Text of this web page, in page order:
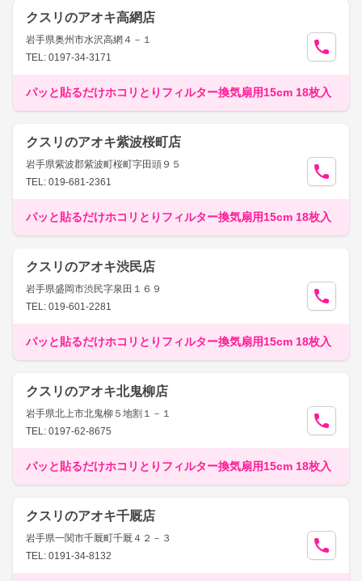
クスリのアオキ高網店
岩手県奥州市水沢高網４－１
TEL: 0197-34-3171
パッと貼るだけホコリとりフィルター換気扇用15cm 18枚入
クスリのアオキ紫波桜町店
岩手県紫波郡紫波町桜町字田頭９５
TEL: 019-681-2361
パッと貼るだけホコリとりフィルター換気扇用15cm 18枚入
クスリのアオキ渋民店
岩手県盛岡市渋民字泉田１６９
TEL: 019-601-2281
パッと貼るだけホコリとりフィルター換気扇用15cm 18枚入
クスリのアオキ北鬼柳店
岩手県北上市北鬼柳５地割１－１
TEL: 0197-62-8675
パッと貼るだけホコリとりフィルター換気扇用15cm 18枚入
クスリのアオキ千厩店
岩手県一関市千厩町千厩４２－３
TEL: 0191-34-8132